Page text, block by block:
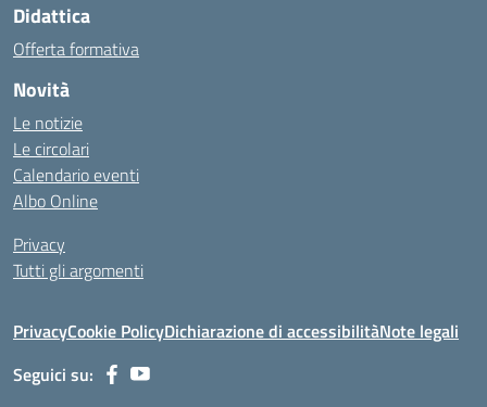
Didattica
Offerta formativa
Novità
Le notizie
Le circolari
Calendario eventi
Albo Online
Privacy
Tutti gli argomenti
PrivacyCookie PolicyDichiarazione di accessibilitàNote legali
Seguici su: